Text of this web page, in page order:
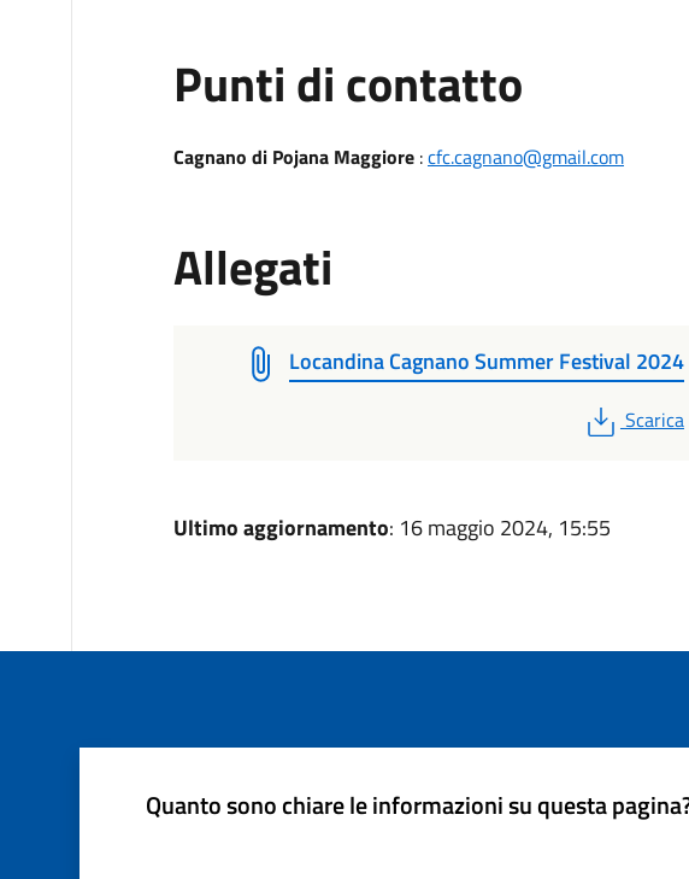
Punti di contatto
Cagnano di Pojana Maggiore:cfc.cagnano@gmail.com
Allegati
Locandina Cagnano Summer Festival 2024
PDF
Scarica
Ultimo aggiornamento: 16 maggio 2024, 15:55
Quanto sono chiare le informazioni su questa